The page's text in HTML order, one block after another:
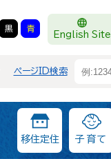
黒 青
English Site
ページID検索
移住定住 子育て